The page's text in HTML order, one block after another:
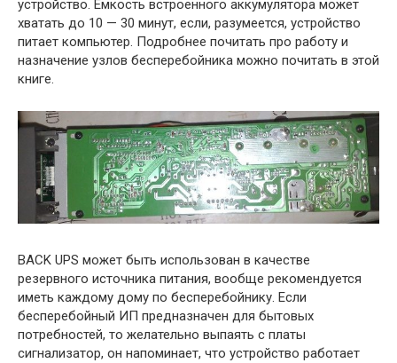
устройство. Емкость встроенного аккумулятора может
хватать до 10 — 30 минут, если, разумеется, устройство
питает компьютер. Подробнее почитать про работу и
назначение узлов бесперебойника можно почитать в этой
книге.
BACK UPS может быть использован в качестве
резервного источника питания, вообще рекомендуется
иметь каждому дому по бесперебойнику. Если
бесперебойный ИП предназначен для бытовых
потребностей, то желательно выпаять с платы
сигнализатор, он напоминает, что устройство работает